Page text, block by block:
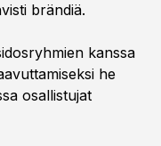
brändiä.
kanssa
he
osallistujat